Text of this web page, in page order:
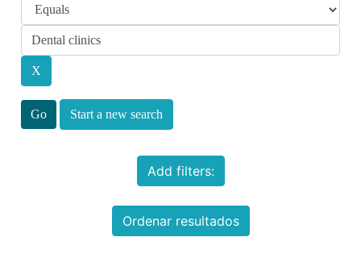
Start a new search
Add filters:
Ordenar resultados